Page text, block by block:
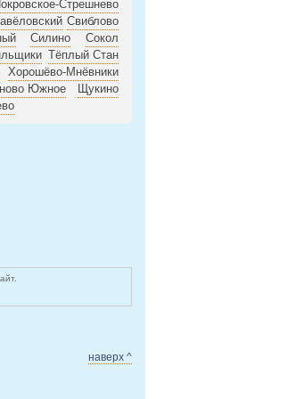
Стрешнево
Свиблово
Силино
Сокол
Тёплый Стан
Хорошёво-Мнёвники
Южное
Щукино
наверх ^